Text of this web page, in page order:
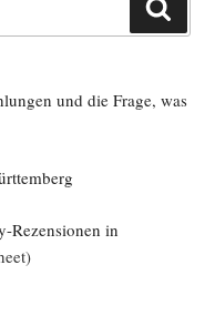
und die Frage, was
Rezensionen in